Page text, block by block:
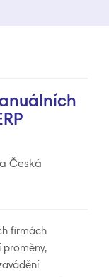
Česká
firmách
proměny,